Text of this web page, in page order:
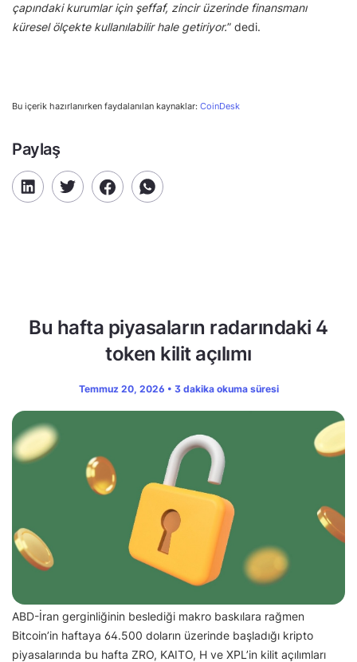
çapındaki kurumlar için şeffaf, zincir üzerinde finansmanı
küresel ölçekte kullanılabilir hale getiriyor.” dedi.
Bu içerik hazırlanırken faydalanılan kaynaklar: CoinDesk
Paylaş
Bu hafta piyasaların radarındaki 4
token kilit açılımı
Temmuz 20, 2026 • 3 dakika okuma süresi
ABD-İran gerginliğinin beslediği makro baskılara rağmen
Bitcoin’in haftaya 64.500 doların üzerinde başladığı kripto
piyasalarında bu hafta ZRO, KAITO, H ve XPL’in kilit açılımları